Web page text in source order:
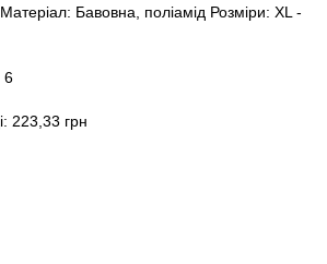
Бавовна, поліамід Розміри: XL -
6
223,33 грн